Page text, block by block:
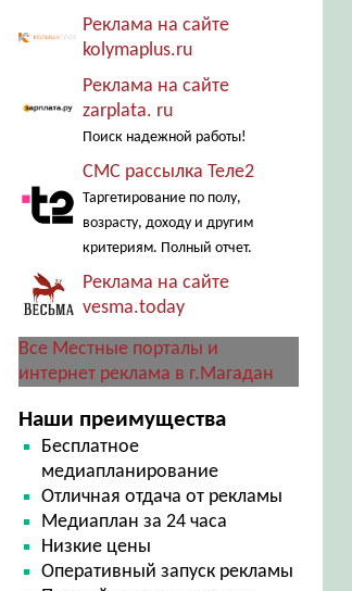
Реклама на сайте
kolymaplus.ru
Реклама на сайте
zarplata. ru
Поиск надежной работы!
СМС рассылка Теле2
Таргетирование по полу,
возрасту, доходу и другим
критериям. Полный отчет.
Реклама на сайте
vesma.today
Все Местные порталы и
интернет реклама в г.Магадан
Наши преимущества
Бесплатное
медиапланирование
Отличная отдача от рекламы
Медиаплан за 24 часа
Низкие цены
Оперативный запуск рекламы